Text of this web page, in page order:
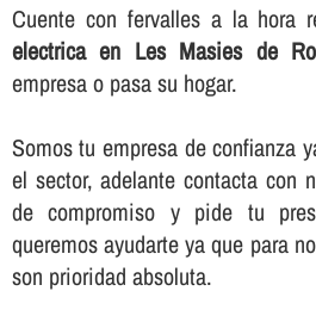
Cuente con fervalles a la hora
electrica en Les Masies de
empresa o pasa su hogar.
Somos tu empresa de confianza
el sector, adelante contacta con
de compromiso y pide tu
queremos ayudarte ya que para
son prioridad absoluta.